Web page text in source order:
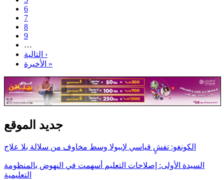
6
7
8
9
…
التالية ›
الأخيرة »
جديد الموقع
الكونغو: تفشٍ قياسي لإيبولا وسط مخاوف من سلالة بلا علاج
السيدة الأولى: إصلاحات التعليم أسهمت في النهوض بالمنظومة
التعليمية